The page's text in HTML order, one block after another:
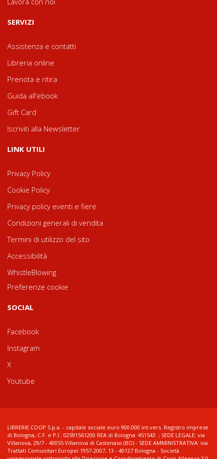
SERVIZI
Assistenza e contatti
Libreria online
Prenota e ritira
Guida all'ebook
Gift Card
Iscriviti alla Newsletter
LINK UTILI
Privacy Policy
Cookie Policy
Privacy policy eventi e fiere
Condizioni generali di vendita
Termini di utilizzo del sito
Accessibilità
WhistleBlowing
Preferenze cookie
SOCIAL
Facebook
Instagram
X
Youtube
LIBRERIE.COOP S.p.a. - capitale sociale euro 900.000 int.vers. Registro imprese
di Bologna, C.F. e P.I.: 02591561200 REA di Bologna: 451543 ; SEDE LEGALE: via
Villanova, 29/7 - 40055 Villanova di Castenaso (BO) - SEDE AMMINISTRATIVA: via
Trattati Comunitari Europei 1957-2007, 13 - 40127 Bologna - Società